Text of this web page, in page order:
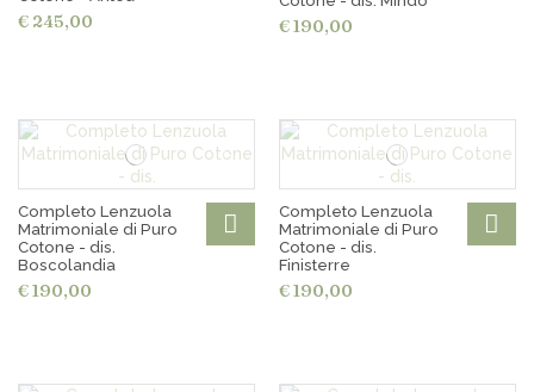
€ 245,00 € 190,00
Completo Lenzuola
Matrimoniale di Puro
Cotone - dis.
Boscolandia
€ 190,00
Completo Lenzuola
Matrimoniale di Puro
Cotone - dis.
Finisterre
€ 190,00